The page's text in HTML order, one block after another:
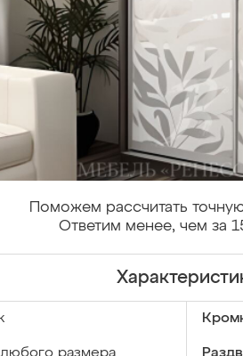
Поможем рассчитать
Ответим менее, чем за